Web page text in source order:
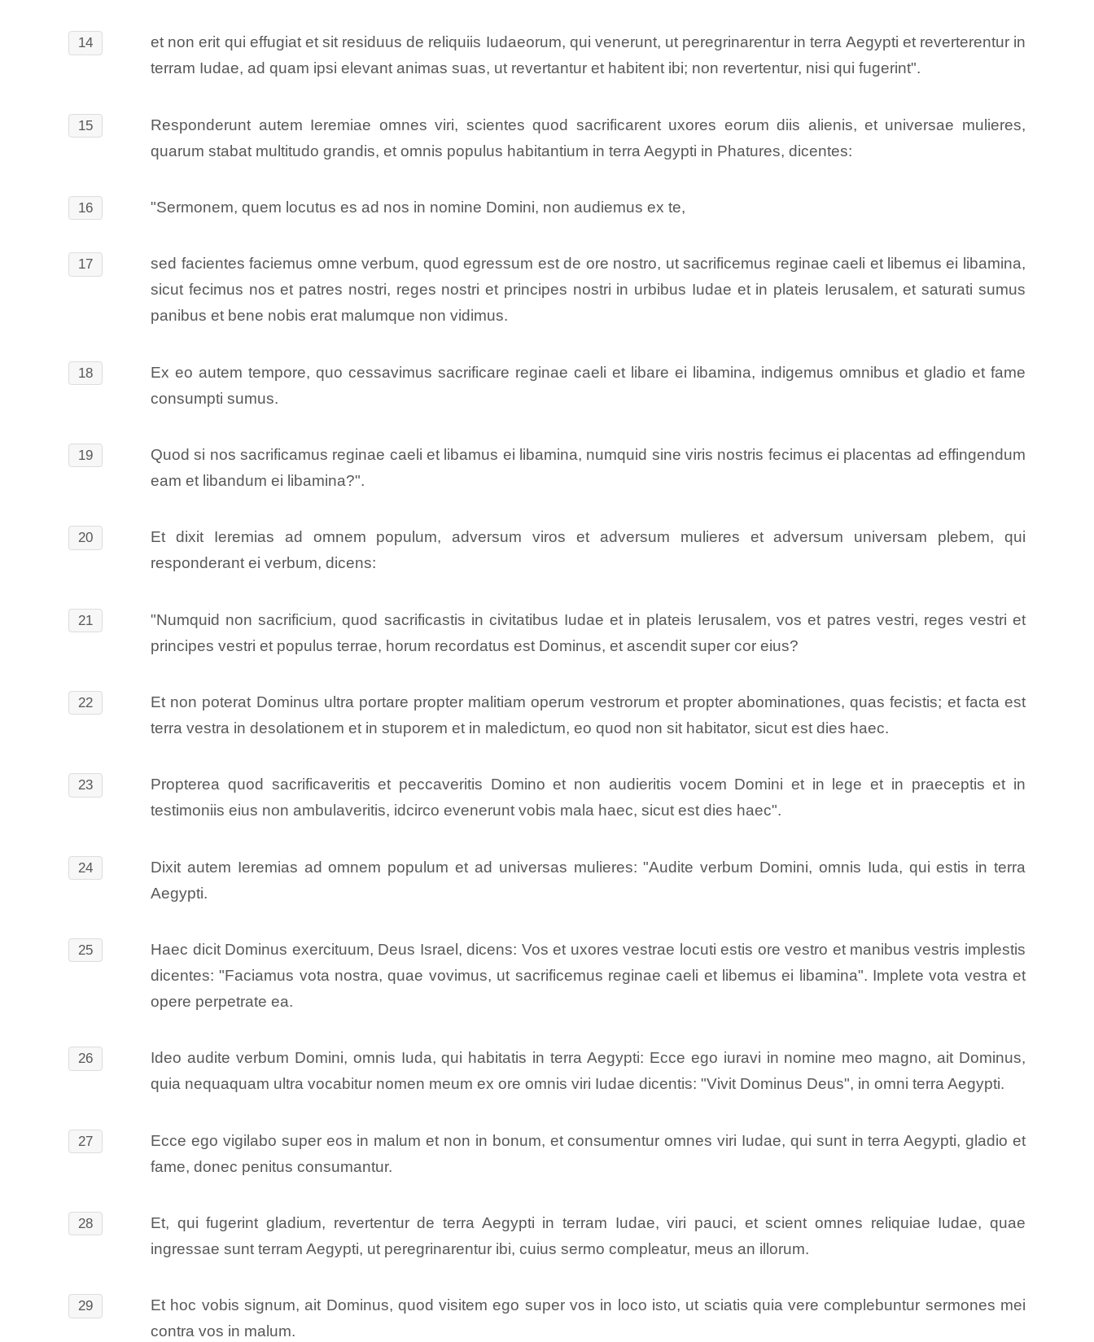
14
et non erit qui effugiat et sit residuus de reliquiis Iudaeorum, qui venerunt, ut peregrinarentur in terra Aegypti et reverterentur in
terram Iudae, ad quam ipsi elevant animas suas, ut revertantur et habitent ibi; non revertentur, nisi qui fugerint".
15
Responderunt autem Ieremiae omnes viri, scientes quod sacrificarent uxores eorum diis alienis, et universae mulieres,
quarum stabat multitudo grandis, et omnis populus habitantium in terra Aegypti in Phatures, dicentes:
16 "Sermonem, quem locutus es ad nos in nomine Domini, non audiemus ex te,
17
sed facientes faciemus omne verbum, quod egressum est de ore nostro, ut sacrificemus reginae caeli et libemus ei libamina,
sicut fecimus nos et patres nostri, reges nostri et principes nostri in urbibus Iudae et in plateis Ierusalem, et saturati sumus
panibus et bene nobis erat malumque non vidimus.
18
Ex eo autem tempore, quo cessavimus sacrificare reginae caeli et libare ei libamina, indigemus omnibus et gladio et fame
consumpti sumus.
19
Quod si nos sacrificamus reginae caeli et libamus ei libamina, numquid sine viris nostris fecimus ei placentas ad effingendum
eam et libandum ei libamina?".
20
Et dixit Ieremias ad omnem populum, adversum viros et adversum mulieres et adversum universam plebem, qui
responderant ei verbum, dicens:
21
"Numquid non sacrificium, quod sacrificastis in civitatibus Iudae et in plateis Ierusalem, vos et patres vestri, reges vestri et
principes vestri et populus terrae, horum recordatus est Dominus, et ascendit super cor eius?
22
Et non poterat Dominus ultra portare propter malitiam operum vestrorum et propter abominationes, quas fecistis; et facta est
terra vestra in desolationem et in stuporem et in maledictum, eo quod non sit habitator, sicut est dies haec.
23
Propterea quod sacrificaveritis et peccaveritis Domino et non audieritis vocem Domini et in lege et in praeceptis et in
testimoniis eius non ambulaveritis, idcirco evenerunt vobis mala haec, sicut est dies haec".
24
Dixit autem Ieremias ad omnem populum et ad universas mulieres: "Audite verbum Domini, omnis Iuda, qui estis in terra
Aegypti.
25
Haec dicit Dominus exercituum, Deus Israel, dicens: Vos et uxores vestrae locuti estis ore vestro et manibus vestris implestis
dicentes: "Faciamus vota nostra, quae vovimus, ut sacrificemus reginae caeli et libemus ei libamina". Implete vota vestra et
opere perpetrate ea.
26
Ideo audite verbum Domini, omnis Iuda, qui habitatis in terra Aegypti: Ecce ego iuravi in nomine meo magno, ait Dominus,
quia nequaquam ultra vocabitur nomen meum ex ore omnis viri Iudae dicentis: "Vivit Dominus Deus", in omni terra Aegypti.
27
Ecce ego vigilabo super eos in malum et non in bonum, et consumentur omnes viri Iudae, qui sunt in terra Aegypti, gladio et
fame, donec penitus consumantur.
28
Et, qui fugerint gladium, revertentur de terra Aegypti in terram Iudae, viri pauci, et scient omnes reliquiae Iudae, quae
ingressae sunt terram Aegypti, ut peregrinarentur ibi, cuius sermo compleatur, meus an illorum.
29
Et hoc vobis signum, ait Dominus, quod visitem ego super vos in loco isto, ut sciatis quia vere complebuntur sermones mei
contra vos in malum.